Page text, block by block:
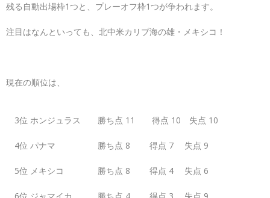
残る自動出場枠1つと、プレーオフ枠1つが争われます。
注目はなんといっても、北中米カリブ海の雄・メキシコ！
現在の順位は、
3位 ホンジュラス 勝ち点 11 得点 10 失点 10
4位 パナマ 勝ち点 8 得点 7 失点 9
5位 メキシコ 勝ち点 8 得点 4 失点 6